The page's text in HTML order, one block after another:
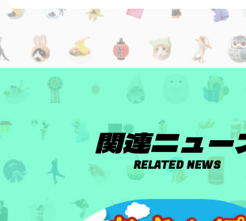
関連ニュー
RELATED NEWS